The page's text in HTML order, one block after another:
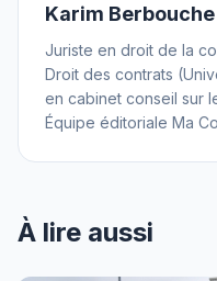
Karim Berbouche
Juriste en droit de la
Droit des contrats
en cabinet conseil sur
Équipe éditoriale Ma
À lire aussi